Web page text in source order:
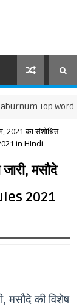
Top Words
2021 का संशोधित
in HIndi
मसौदे
2021
मसौदे की विशेष